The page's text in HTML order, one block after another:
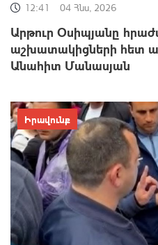
12:41 04 Հնս, 2026
Արթուր Օսիպյանը
աշխատակիցների հետ
Անահիտ Մանասյան
Իրավունք